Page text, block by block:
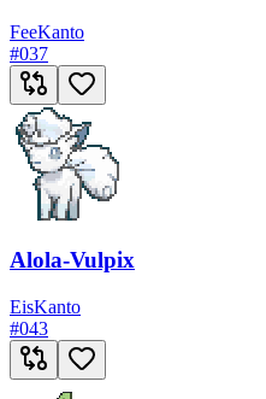
FeeKanto
#037
Alola-Vulpix
EisKanto
#043